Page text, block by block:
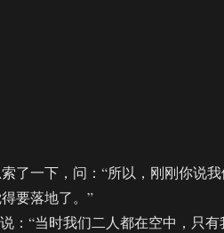
一下，问：“所以，刚刚你说我
要落地了。”
“当时我们二人都在空中，只有